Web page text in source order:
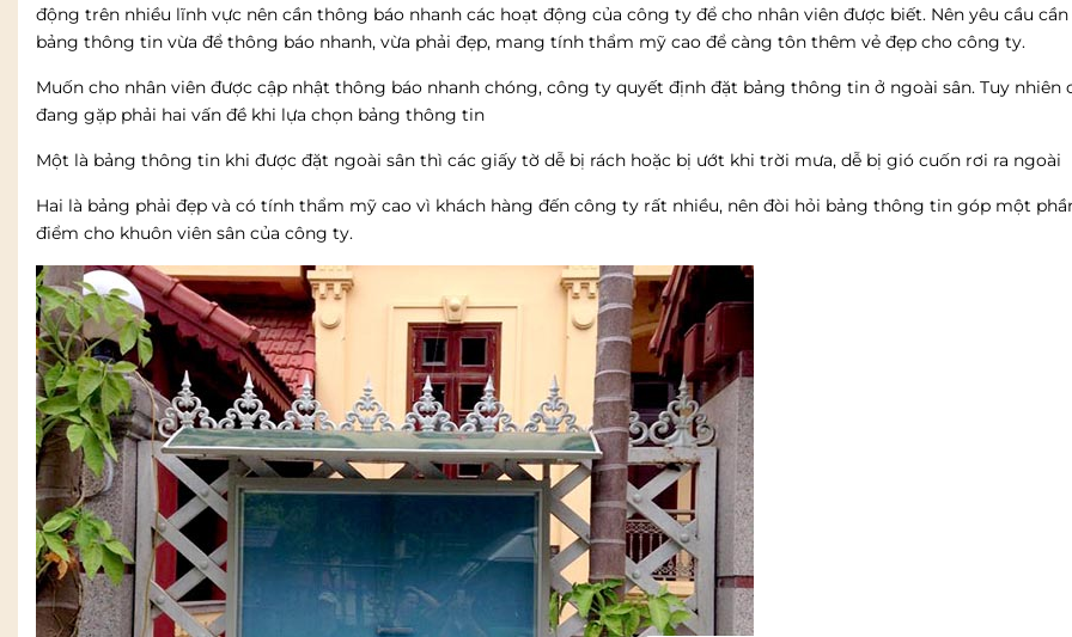
động trên nhiều lĩnh vực nên cần thông báo nhanh các hoạt động của công ty để cho nhân viên được biết. Nên yêu cầu
bảng thông tin vừa để thông báo nhanh, vừa phải đẹp, mang tính thẩm mỹ cao để càng tôn thêm vẻ đẹp cho công ty.
Muốn cho nhân viên được cập nhật thông báo nhanh chóng, công ty quyết định đặt bảng thông tin ở ngoài sân. Tuy nhiên
đang gặp phải hai vấn đề khi lựa chọn bảng thông tin
Một là bảng thông tin khi được đặt ngoài sân thì các giấy tờ dễ bị rách hoặc bị ướt khi trời mưa, dễ bị gió cuốn rơi ra ngoài
Hai là bảng phải đẹp và có tính thẩm mỹ cao vì khách hàng đến công ty rất nhiều, nên đòi hỏi bảng thông tin góp một
điểm cho khuôn viên sân của công ty.